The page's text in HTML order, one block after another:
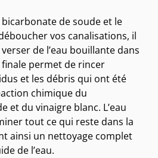
de soude et le
vos canalisations, il
de l’eau bouillante dans
permet de rincer
et les débris qui ont été
chimique du
et du vinaigre blanc. L’eau
tout ce qui reste dans la
ainsi un nettoyage complet
de l’eau.